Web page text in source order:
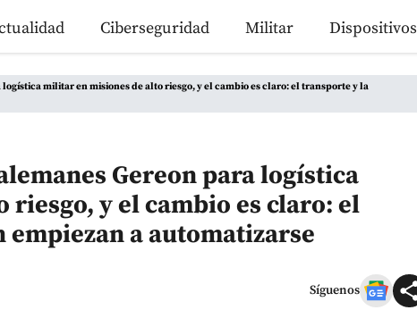
Ciberseguridad Militar Dispositivos
militar en misiones de alto riesgo, y el cambio es claro: el transporte y la
Gereon para logística
y el cambio es claro: el
a automatizarse
Síguenos